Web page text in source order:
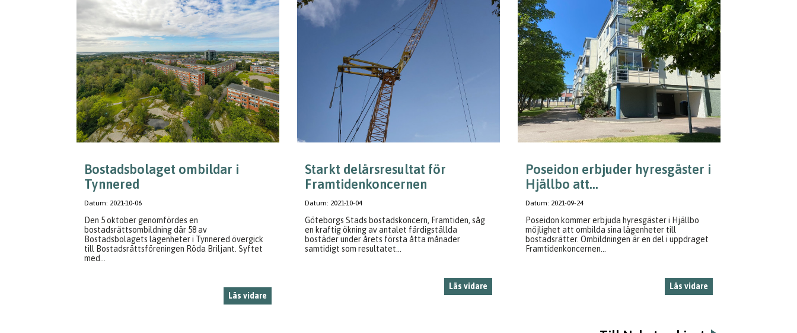
Bostadsbolaget ombildar i
Tynnered
Datum: 2021-10-06
Den 5 oktober genomfördes en
bostadsrättsombildning där 58 av
Bostadsbolagets lägenheter i Tynnered övergick
till Bostadsrättsföreningen Röda Briljant. Syftet
med...
Läs vidare
Starkt delårsresultat för
Framtidenkoncernen
Datum: 2021-10-04
Göteborgs Stads bostadskoncern, Framtiden, såg
en kraftig ökning av antalet färdigställda
bostäder under årets första åtta månader
samtidigt som resultatet...
Läs vidare
Poseidon erbjuder hyresgäster i
Hjällbo att...
Datum: 2021-09-24
Poseidon kommer erbjuda hyresgäster i Hjällbo
möjlighet att ombilda sina lägenheter till
bostadsrätter. Ombildningen är en del i uppdraget
Framtidenkoncernen...
Läs vidare